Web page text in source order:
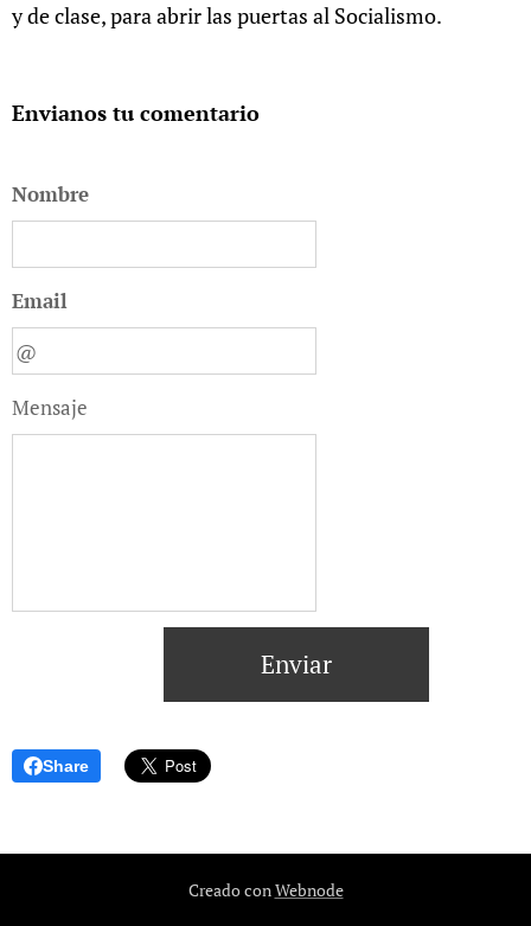
y de clase, para abrir las puertas al Socialismo.
Envianos tu comentario
Nombre
Email
Mensaje
Enviar
Share
Creado conWebnode